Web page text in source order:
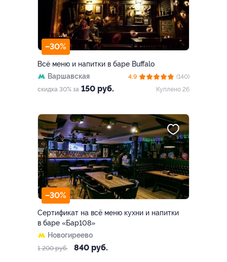
–30%
Всё меню и напитки в баре Buffalo
Варшавская
скидка 30% за 150 руб.
4.9
(140)
Куплено 26
–30%
Сертификат на всё меню кухни и напитки
в баре «Бар108»
Новогиреево
1 200 руб. 840 руб.